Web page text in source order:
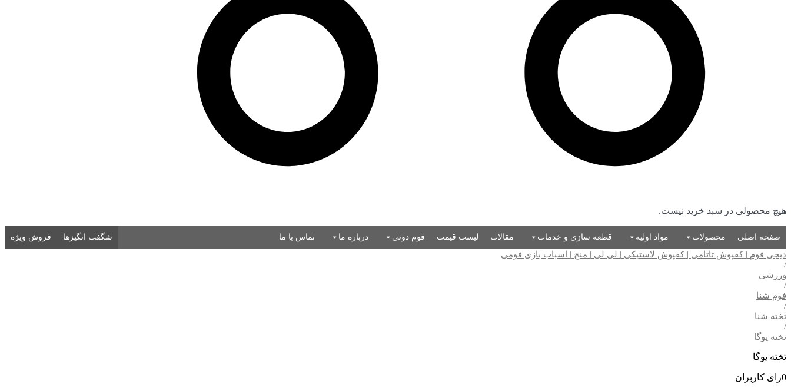
هیچ محصولی در سبد خرید نیست.
صفحه اصلی محصولات مواد اولیه قطعه سازی و خدمات مقالات فروش ویژه شگفت انگیزها لیست قیمت فوم دونی درباره ما تماس با ما
دیجی فوم | کفپوش تاتامی | کفپوش لاستیکی | لی لی | منچ | اسباب بازی فومی
/
ورزشی
/
فوم شنا
/
تخته شنا
/
تخته یوگا
تخته یوگا
0رای کاربران